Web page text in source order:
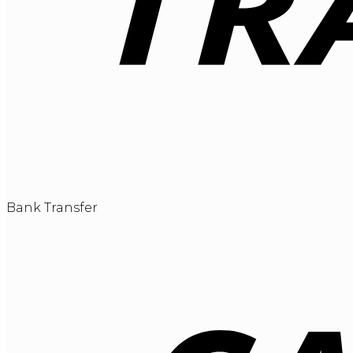
Bank Transfer